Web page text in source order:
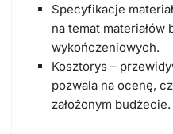
Specyfikacje
na temat materiałów
wykończeniowych.
Kosztorys –
pozwala na ocenę,
założonym budżecie.